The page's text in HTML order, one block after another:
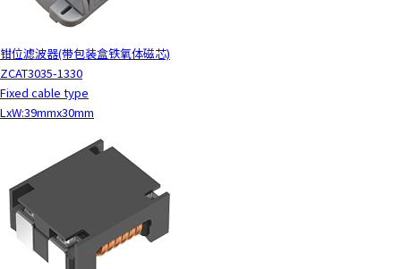
钳位滤波器(带包装盒铁氧体磁芯)
ZCAT3035-1330
Fixed cable type
LxW:39mmx30mm